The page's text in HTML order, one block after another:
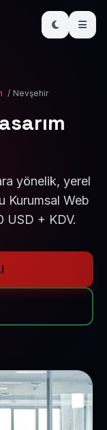
/ Nevşehir
yönelik, yerel
Kurumsal Web
USD + KDV.